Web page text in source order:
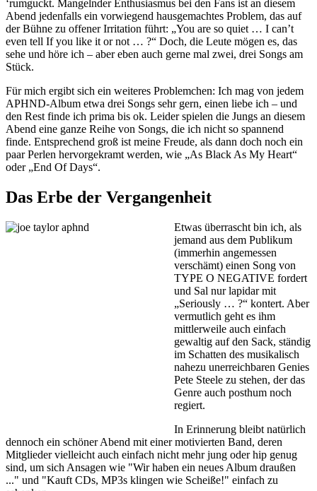
‘rumguckt. Mangelnder Enthusiasmus bei den Fans ist an diesem
Abend jedenfalls ein vorwiegend hausgemachtes Problem, das auf
der Bühne zu offener Irritation führt: „You are so quiet … I can’t
even tell If you like it or not … ?“ Doch, die Leute mögen es, das
sehe und höre ich – aber eben auch gerne mal zwei, drei Songs am
Stück.
Für mich ergibt sich ein weiteres Problemchen: Ich mag von jedem
APHND-Album etwa drei Songs sehr gern, einen liebe ich – und
den Rest finde ich prima bis ok. Leider spielen die Jungs an diesem
Abend eine ganze Reihe von Songs, die ich nicht so spannend
finde. Entsprechend groß ist meine Freude, als dann doch noch ein
paar Perlen hervorgekramt werden, wie „As Black As My Heart“
oder „End Of Days“.
Das Erbe der Vergangenheit
Etwas überrascht bin ich, als
jemand aus dem Publikum
(immerhin angemessen
verschämt) einen Song von
TYPE O NEGATIVE fordert
und Sal nur lapidar mit
„Seriously … ?“ kontert. Aber
vermutlich geht es ihm
mittlerweile auch einfach
gewaltig auf den Sack, ständig
im Schatten des musikalisch
nahezu unerreichbaren Genies
Pete Steele zu stehen, der das
Genre auch posthum noch
regiert.
In Erinnerung bleibt natürlich
dennoch ein schöner Abend mit einer motivierten Band, deren
Mitglieder vielleicht auch einfach nicht mehr jung oder hip genug
sind, um sich Ansagen wie "Wir haben ein neues Album draußen
..." und "Kauft CDs, MP3s klingen wie Scheiße!" einfach zu